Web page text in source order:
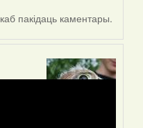
каб пакідаць каментары.